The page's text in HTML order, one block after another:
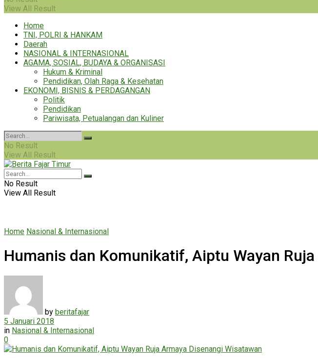
View All Result
Home
TNI, POLRI & HANKAM
Daerah
NASIONAL & INTERNASIONAL
AGAMA, SOSIAL, BUDAYA & ORGANISASI
Hukum & Kriminal
Pendidikan, Olah Raga & Kesehatan
EKONOMI, BISNIS & PERDAGANGAN
Politik
Pendidikan
Pariwisata, Petualangan dan Kuliner
No Result
View All Result
No Result
View All Result
Home Nasional & Internasional
Humanis dan Komunikatif, Aiptu Wayan
by beritafajar
5 Januari 2018
in Nasional & Internasional
0